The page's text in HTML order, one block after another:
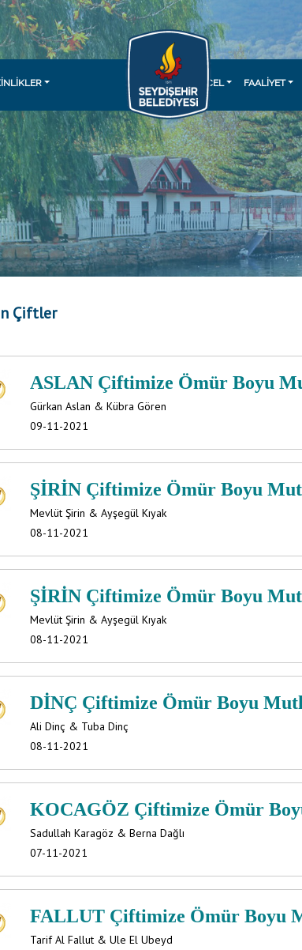
GÜNCEL FAALİYET
Çiftler
ASLAN Çiftimize Ömür Boyu
Gürkan Aslan & Kübra Gören
09-11-2021
ŞİRİN Çiftimize Ömür Boyu
Mevlüt Şirin & Ayşegül Kıyak
08-11-2021
ŞİRİN Çiftimize Ömür Boyu
Mevlüt Şirin & Ayşegül Kıyak
08-11-2021
DİNÇ Çiftimize Ömür Boyu
Ali Dinç & Tuba Dinç
08-11-2021
KOCAGÖZ Çiftimize Ömür
Sadullah Karagöz & Berna Dağlı
07-11-2021
FALLUT Çiftimize Ömür Boyu
Tarif Al Fallut & Ule El Ubeyd